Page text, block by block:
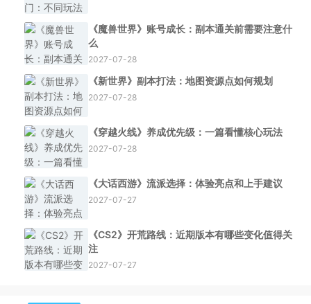
《魔兽世界》账号成长：副本通关前需要注意什
么
2027-07-28
《新世界》副本打法：地图资源点如何规划
2027-07-28
《穿越火线》养成优先级：一篇看懂核心玩法
2027-07-28
《大话西游》流派选择：体验亮点和上手建议
2027-07-27
《CS2》开荒路线：近期版本有哪些变化值得关
注
2027-07-27